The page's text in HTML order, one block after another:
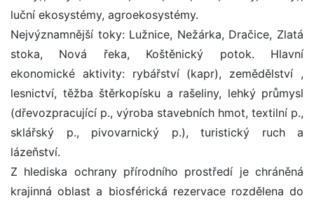
luční ekosystémy, agroekosystémy.
Nejvýznamnější toky: Lužnice, Nežárka, Dračice, Zlatá
stoka, Nová řeka, Koštěnický potok. Hlavní
ekonomické aktivity: rybářství (kapr), zemědělství ,
lesnictví, těžba štěrkopísku a rašeliny, lehký průmysl
(dřevozpracující p., výroba stavebních hmot, textilní p.,
sklářský p., pivovarnický p.), turistický ruch a
lázeňství.
Z hlediska ochrany přírodního prostředí je chráněná
krajinná oblast a biosférická rezervace rozdělena do